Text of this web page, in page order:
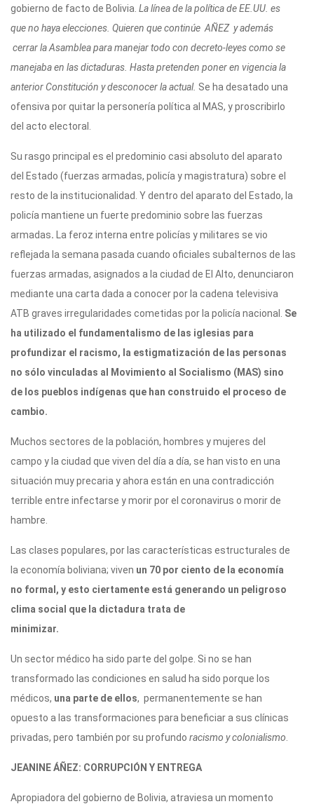
gobierno de facto de Bolivia. La línea de la política de EE.UU. es
que no haya elecciones. Quieren que continúe AÑEZ y además
cerrar la Asamblea para manejar todo con decreto-leyes como se
manejaba en las dictaduras. Hasta pretenden poner en vigencia la
anterior Constitución y desconocer la actual. Se ha desatado una
ofensiva por quitar la personería política al MAS, y proscribirlo
del acto electoral.
Su rasgo principal es el predominio casi absoluto del aparato
del Estado (fuerzas armadas, policía y magistratura) sobre el
resto de la institucionalidad. Y dentro del aparato del Estado, la
policía mantiene un fuerte predominio sobre las fuerzas
armadas.
La feroz interna entre policías y militares se vio
reflejada la semana pasada cuando oficiales subalternos de las
fuerzas armadas, asignados a la ciudad de El Alto, denunciaron
mediante una carta dada a conocer por la cadena televisiva
ATB graves irregularidades cometidas por la policía nacional. Se
ha utilizado el fundamentalismo de las iglesias para
profundizar el racismo, la estigmatización de las personas
no sólo vinculadas al Movimiento al Socialismo (MAS) sino
de los pueblos indígenas que han construido el proceso de
cambio.
Muchos sectores de la población, hombres y mujeres del
campo y la ciudad que viven del día a día, se han visto en una
situación muy precaria y ahora están en una contradicción
terrible entre infectarse y morir por el coronavirus o morir de
hambre.
Las clases populares, por las características estructurales de
la economía boliviana; viven un 70 por ciento de la economía
no formal, y esto ciertamente está generando un peligroso
clima social que la dictadura trata de
minimizar.
Un sector médico ha sido parte del golpe. Si no se han
transformado las condiciones en salud ha sido porque los
médicos, una parte de ellos, permanentemente se han
opuesto a las transformaciones para beneficiar a sus clínicas
privadas, pero también por su profundo racismo y colonialismo
JEANINE ÁÑEZ: CORRUPCIÓN Y ENTREGA
Apropiadora del gobierno de Bolivia, atraviesa un momento